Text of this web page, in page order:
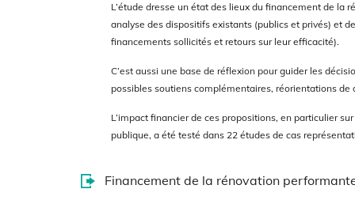
L’étude dresse un état des lieux du financement de la
analyse des dispositifs existants (publics et privés) et
financements sollicités et retours sur leur efficacité).
C’est aussi une base de réflexion pourguider les
possibles soutiens complémentaires, réorientations
L’impact financier de ces propositions, en particulier
publique, a été testé dans 22 études de cas
Financement de la rénovation